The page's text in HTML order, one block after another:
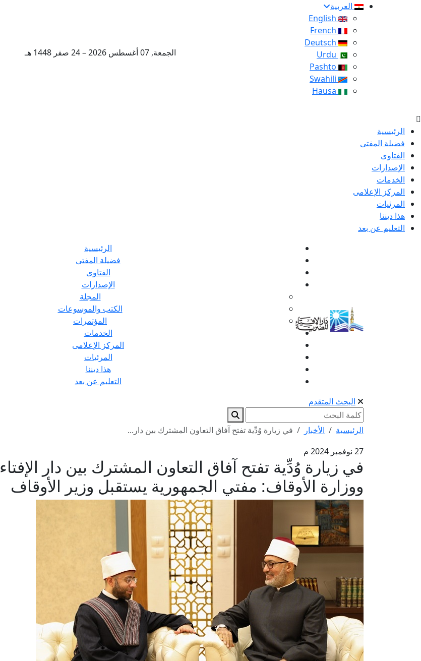
العربية
الجمعة, 07 أغسطس 2026 – 24 صفر 1448 هـ
الرئيسية
فضيلة المفتى
الفتاوى
الإصدارات
الخدمات
المركز الإعلامى
المرئيات
هذا ديننا
التعليم عن بعد
الرئيسية
فضيلة المفتى
الفتاوى
الإصدارات
المجلة
الكتب والموسوعات
المؤتمرات
الخدمات
المركز الإعلامى
المرئيات
هذا ديننا
التعليم عن بعد
البحث المتقدم
الرئيسية الأخبار
في زيارة وُدِّية تفتح آفاق التعاون المشترك بين دار...
27 نوفمبر 2024 م
في زيارة وُدِّية تفتح آفاق التعاون المشترك بين دار الإفتاء
ووزارة الأوقاف: مفتي الجمهورية يستقبل وزير الأوقاف